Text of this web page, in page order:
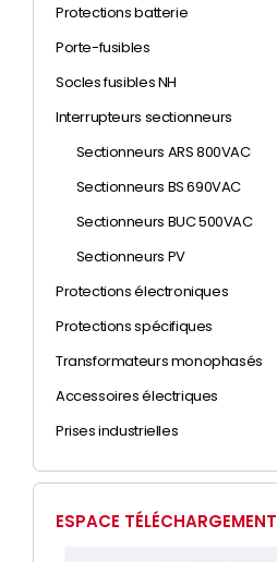
Protections batterie
Porte-fusibles
Socles fusibles NH
Interrupteurs sectionneurs
Sectionneurs ARS 800VAC
Sectionneurs BS 690VAC
Sectionneurs BUC 500VAC
Sectionneurs PV
Protections électroniques
Protections spécifiques
Transformateurs monophasés
Accessoires électriques
Prises industrielles
ESPACE TÉLÉCHARGEMENT